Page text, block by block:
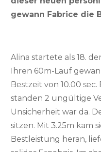
gewann Fabrice die
Alina startete als 18.
Ihren 60m-Lauf
Bestzeit von 10.00
standen 2 ungültige
Unsicherheit war da.
sitzen. Mit 3.25m kam
Bestleistung heran,